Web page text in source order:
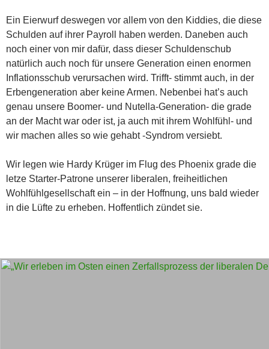
Ein Eierwurf deswegen vor allem von den Kiddies, die diese
Schulden auf ihrer Payroll haben werden. Daneben auch
noch einer von mir dafür, dass dieser Schuldenschub
natürlich auch noch für unsere Generation einen enormen
Inflationsschub verursachen wird. Trifft- stimmt auch, in der
Erbengeneration aber keine Armen. Nebenbei hat’s auch
genau unsere Boomer- und Nutella-Generation- die grade
an der Macht war oder ist, ja auch mit ihrem Wohlfühl- und
wir machen alles so wie gehabt -Syndrom versiebt.
Wir legen wie Hardy Krüger im Flug des Phoenix grade die
letze Starter-Patrone unserer liberalen, freiheitlichen
Wohlfühlgesellschaft ein – in der Hoffnung, uns bald wieder
in die Lüfte zu erheben. Hoffentlich zündet sie.